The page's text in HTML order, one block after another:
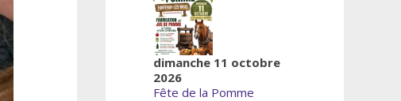
dimanche 11 octobre
2026
Fête de la Pomme